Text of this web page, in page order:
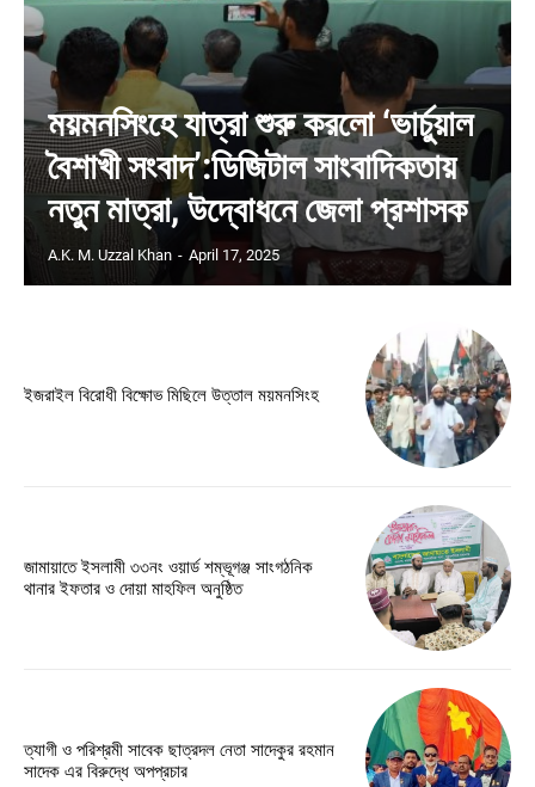
ময়মনসিংহে যাত্রা শুরু করলো ‘ভার্চুয়াল
বৈশাখী সংবাদ’:ডিজিটাল সাংবাদিকতায়
নতুন মাত্রা, উদ্বোধনে জেলা প্রশাসক
A.K. M. Uzzal Khan - April 17, 2025
ইজরাইল বিরোধী বিক্ষোভ মিছিলে উত্তাল ময়মনসিংহ
জামায়াতে ইসলামী ৩৩নং ওয়ার্ড শম্ভূগঞ্জ সাংগঠনিক
থানার ইফতার ও দোয়া মাহফিল অনুষ্ঠিত
ত্যাগী ও পরিশ্রমী সাবেক ছাত্রদল নেতা সাদেকুর রহমান
সাদেক এর বিরুদ্ধে অপপ্রচার